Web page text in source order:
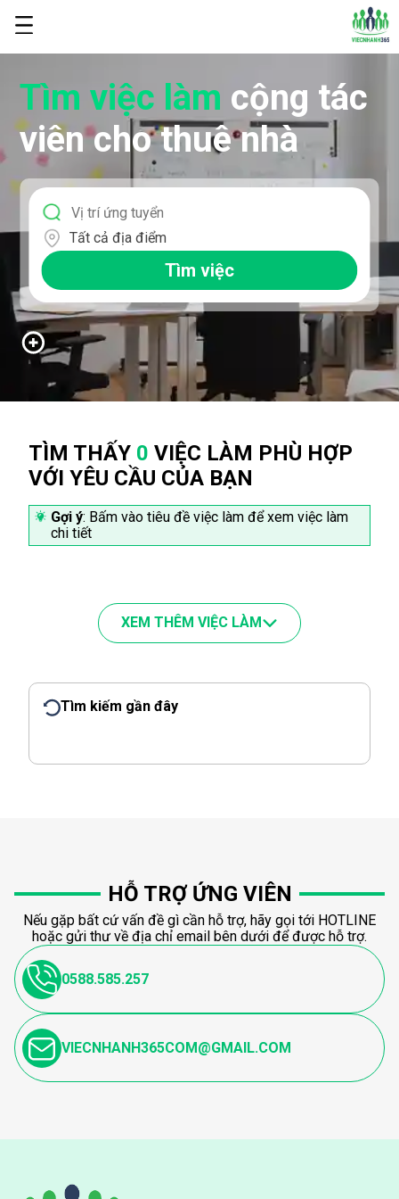
Tìm việc làm cộng tác
viên cho thuê nhà
Tất cả địa điểm
Tìm việc
TÌM THẤY 0 VIỆC LÀM PHÙ HỢP
VỚI YÊU CẦU CỦA BẠN
Gợi ý: Bấm vào tiêu đề việc làm để xem việc làm
chi tiết
XEM THÊM VIỆC LÀM
Tìm kiếm gần đây
HỖ TRỢ ỨNG VIÊN
Nếu gặp bất cứ vấn đề gì cần hỗ trợ, hãy gọi tới HOTLINE
hoặc gửi thư về địa chỉ email bên dưới để được hỗ trợ.
0588.585.257
VIECNHANH365COM@GMAIL.COM